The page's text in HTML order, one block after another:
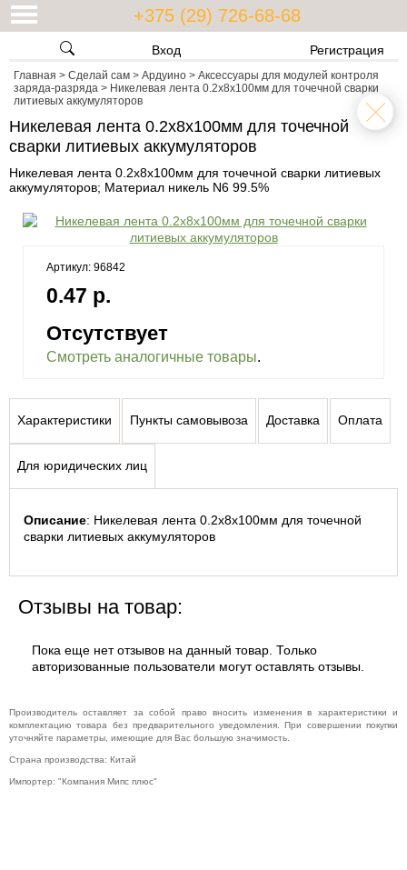
+375 (29) 726-68-68
Вход Регистрация
Главная > Сделай сам > Ардуино > Аксессуары для модулей контроля
заряда-разряда > Никелевая лента 0.2x8x100мм для точечной сварки
литиевых аккумуляторов
Никелевая лента 0.2x8x100мм для точечной
сварки литиевых аккумуляторов
Никелевая лента 0.2x8x100мм для точечной сварки литиевых
аккумуляторов; Материал никель N6 99.5%
Артикул: 96842
0.47 р.
Отсутствует
Смотреть аналогичные товары.
Характеристики Пункты самовывоза Доставка Оплата
Для юридических лиц
Описание: Никелевая лента 0.2x8x100мм для точечной
сварки литиевых аккумуляторов
Отзывы на товар:
Пока еще нет отзывов на данный товар. Только
авторизованные пользователи могут оставлять отзывы.
Производитель оставляет за собой право вносить изменения в характеристики и
комплектацию товара без предварительного уведомления. При совершении покупки
уточняйте параметры, имеющие для Вас большую значимость.
Страна производства: Китай
Импортер: "Компания Мипс плюс"